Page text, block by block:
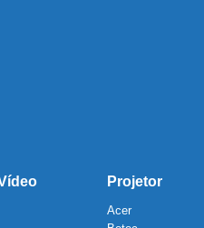
Projetor
Acer